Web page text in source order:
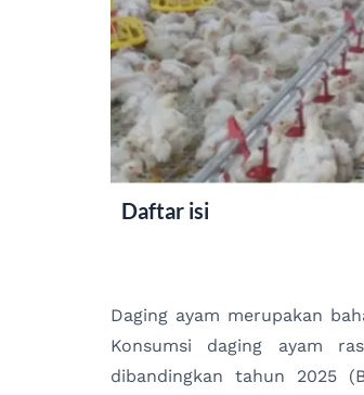
Daftar isi
Daging ayam merupakan
Konsumsi daging ayam
dibandingkan tahun 2025